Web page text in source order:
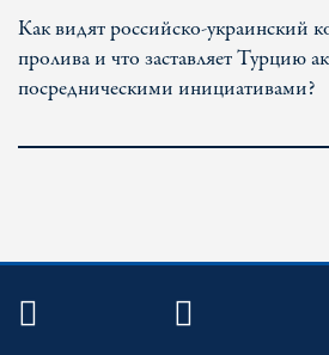
Как видят российско-украинский
пролива и что заставляет Турцию
посредническими инициативами?
TWITTER